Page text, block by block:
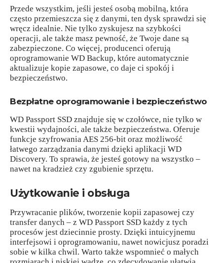
Przede wszystkim, jeśli jesteś osobą mobilną, która
często przemieszcza się z danymi, ten dysk sprawdzi się
wręcz idealnie. Nie tylko zyskujesz na szybkości
operacji, ale także masz pewność, że Twoje dane są
zabezpieczone. Co więcej, producenci oferują
oprogramowanie WD Backup, które automatycznie
aktualizuje kopie zapasowe, co daje ci spokój i
bezpieczeństwo.
Bezpłatne oprogramowanie i bezpieczeństwo
WD Passport SSD znajduje się w czołówce, nie tylko w
kwestii wydajności, ale także bezpieczeństwa. Oferuje
funkcje szyfrowania AES 256-bit oraz możliwość
łatwego zarządzania danymi dzięki aplikacji WD
Discovery. To sprawia, że jesteś gotowy na wszystko –
nawet na kradzież czy zgubienie sprzętu.
Użytkowanie i obsługa
Przywracanie plików, tworzenie kopii zapasowej czy
transfer danych – z WD Passport SSD każdy z tych
procesów jest dziecinnie prosty. Dzięki intuicyjnemu
interfejsowi i oprogramowaniu, nawet nowicjusz poradzi
sobie w kilka chwil. Warto także wspomnieć o małych